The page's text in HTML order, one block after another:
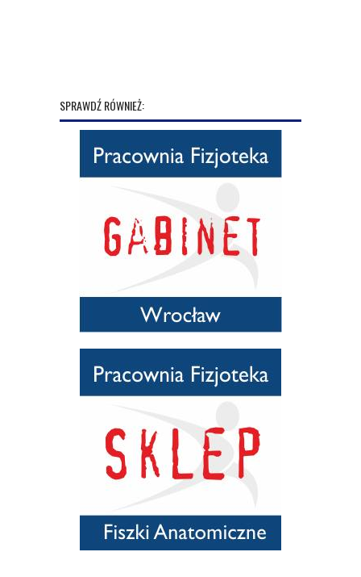
SPRAWDŹ RÓWNIEŻ: